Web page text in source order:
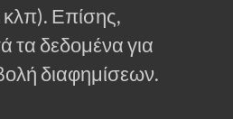
κλπ). Επίσης,
τα δεδομένα για
διαφημίσεων.